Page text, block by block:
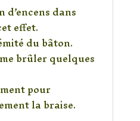
dans
effet.
du bâton.
brûler quelques
pour
la braise.